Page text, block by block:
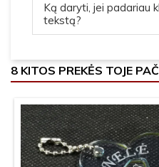
Ką daryti, jei padariau
tekstą?
8 KITOS PREKĖS TOJE